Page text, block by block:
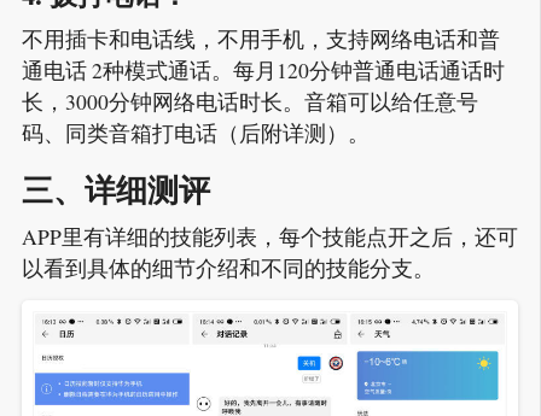
不用插卡和电话线，不用手机，支持网络电话和普
通电话 2种模式通话。每月120分钟普通电话通话时
长，3000分钟网络电话时长。音箱可以给任意号
码、同类音箱打电话（后附详测）。
三、详细测评
APP里有详细的技能列表，每个技能点开之后，还可
以看到具体的细节介绍和不同的技能分支。